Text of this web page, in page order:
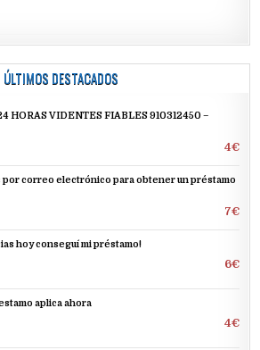
ÚLTIMOS DESTACADOS
HORAS VIDENTES FIABLES 910312450 –
4€
por correo electrónico para obtener un préstamo
7€
hoy conseguí mi préstamo!
6€
aplica ahora
4€